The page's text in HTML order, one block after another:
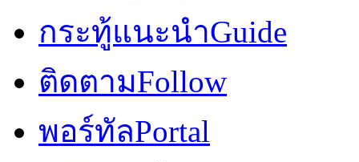
กระทู้แนะนำGuide
ติดตามFollow
พอร์ทัลPortal